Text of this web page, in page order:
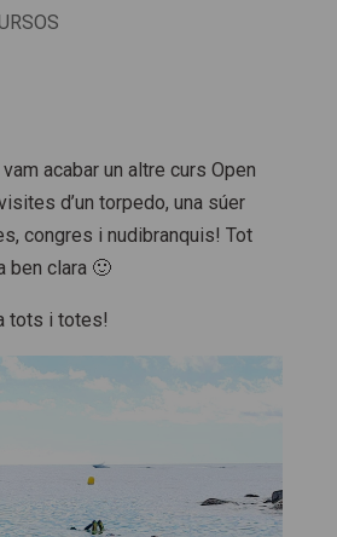
acabar un altre curs Open
d’un torpedo, una súer
congres i nudibranquis! Tot
ben clara 🙂
tots i totes!